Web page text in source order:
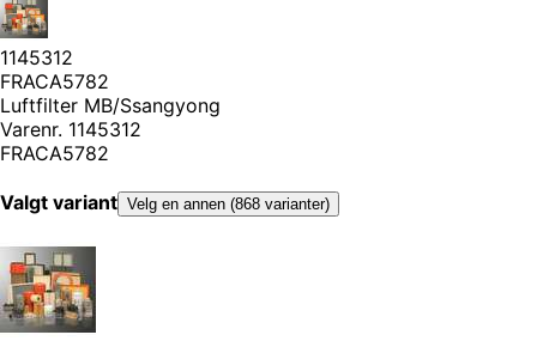
1145312
FRACA5782
Luftfilter MB/Ssangyong
Varenr. 1145312
FRACA5782
Valgt variant Velg en annen (868 varianter)